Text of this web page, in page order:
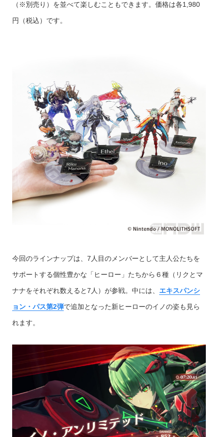
（※別売り）を並べて楽しむこともできます。価格は各1,980
円（税込）です。
今回のラインナップは、7人目のメンバーとして主人公たちを
サポートする個性豊かな「ヒーロー」たちから６種（リクとマ
ナナをそれぞれ数えると7人）が参戦。中には、 エキスパンシ
ョン・パス第2弾で追加となった新ヒーローのイノの姿も見ら
れます。